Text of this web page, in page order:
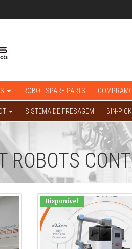
ROBOT SPARE PARTS
SISTEMA DE FRESAGEM BIN-
ROBOTS
Disponível